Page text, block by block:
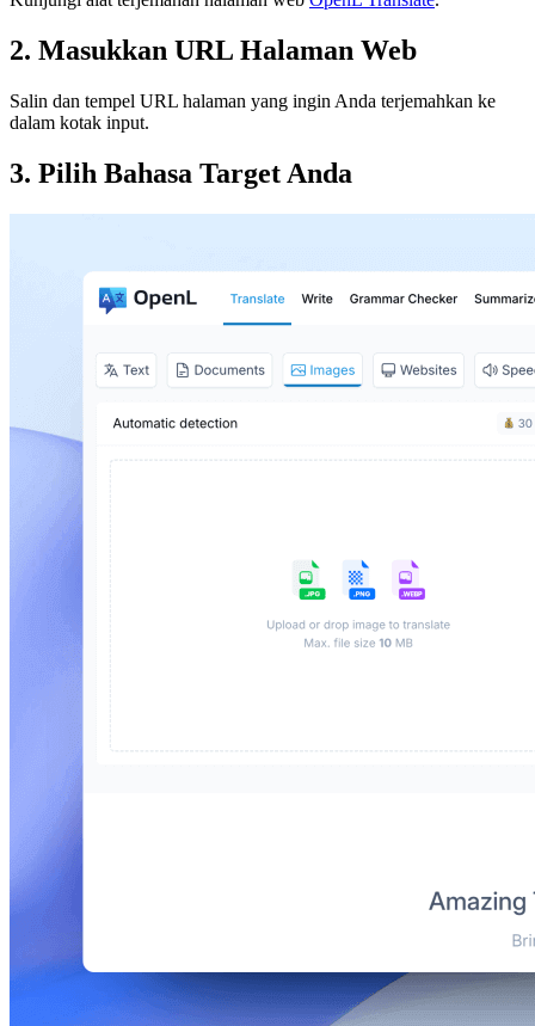
2. Masukkan URL Halaman Web
Salin dan tempel URL halaman yang ingin Anda terjemahkan ke
dalam kotak input.
3. Pilih Bahasa Target Anda